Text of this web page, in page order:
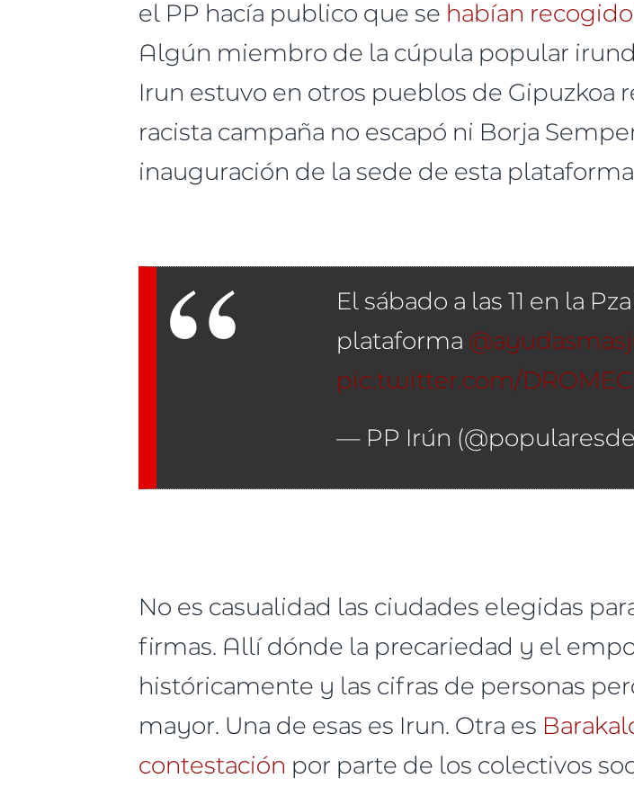
el PP hacía publico que se habían
Algún miembro de la cúpula popular
Irun estuvo en otros pueblos de Gipuzkoa
racista campaña no escapó ni Borja
inauguración de la sede de esta
El sábado a las 11 en la
plataforma
pic.twitter.com/
— PP Irún
No es casualidad las ciudades elegidas
firmas. Allí dónde la precariedad y el
históricamente y las cifras de personas
mayor. Una de esas es Irun. Otra es
contestación por parte de los colectivos